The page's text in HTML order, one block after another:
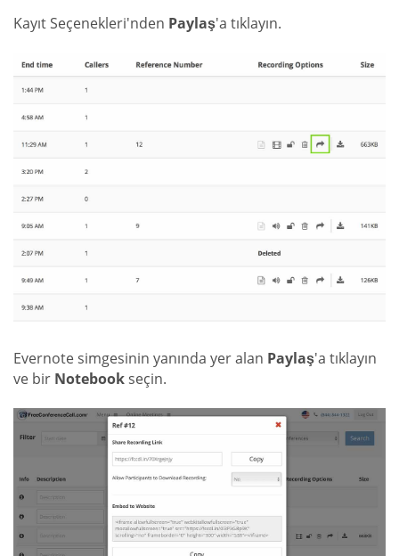
Kayıt Seçenekleri'nden Paylaş'a tıklayın.
Evernote simgesinin yanında yer alan Paylaş'a tıklayın
ve bir Notebookseçin.